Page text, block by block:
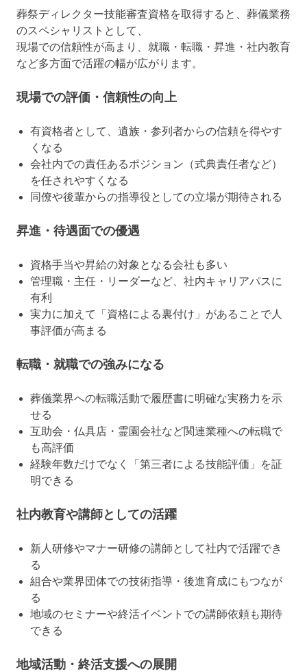
葬祭ディレクター技能審査資格を取得すると、葬儀業務
のスペシャリストとして、
現場での信頼性が高まり、就職・転職・昇進・社内教育
など多方面で活躍の幅が広がります。
現場での評価・信頼性の向上
有資格者として、遺族・参列者からの信頼を得やす
くなる
会社内での責任あるポジション（式典責任者など）
を任されやすくなる
同僚や後輩からの指導役としての立場が期待される
昇進・待遇面での優遇
資格手当や昇給の対象となる会社も多い
管理職・主任・リーダーなど、社内キャリアパスに
有利
実力に加えて「資格による裏付け」があることで人
事評価が高まる
転職・就職での強みになる
葬儀業界への転職活動で履歴書に明確な実務力を示
せる
互助会・仏具店・霊園会社など関連業種への転職で
も高評価
経験年数だけでなく「第三者による技能評価」を証
明できる
社内教育や講師としての活躍
新人研修やマナー研修の講師として社内で活躍でき
る
組合や業界団体での技術指導・後進育成にもつなが
る
地域のセミナーや終活イベントでの講師依頼も期待
できる
地域活動・終活支援への展開